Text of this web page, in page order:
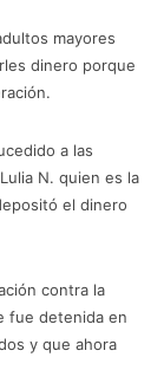
mayores
dinero porque
a las
N. quien es la
el dinero
contra la
fue detenida en
y que ahora